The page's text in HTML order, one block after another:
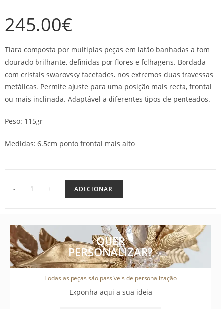
245.00€
Tiara composta por multiplas peças em latão banhadas a tom
dourado brilhante, definidas por flores e folhagens. Bordada
com cristais swarovsky facetados, nos extremos duas travessas
metálicas. Permite ajuste para uma posição mais recta, frontal
ou mais inclinada. Adaptável a diferentes tipos de penteados.
Peso: 115gr
Medidas: 6.5cm ponto frontal mais alto
- + ADICIONAR
QUER
PERSONALIZAR?
Todas as peças são passíveis de personalização
Exponha aqui a sua ideia